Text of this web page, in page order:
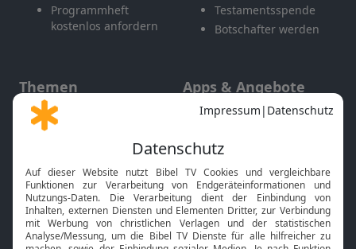
Programmheft
kostenlos anfordern
Testamentsspende
Botschafter werden
Themen
Gott und Bibel erklärt
Neuigkeiten
Apps & Angebote
Mobile App
Smart TV
HbbTV
Bibelthek Online-Bibel
Nächster Gottesdienst